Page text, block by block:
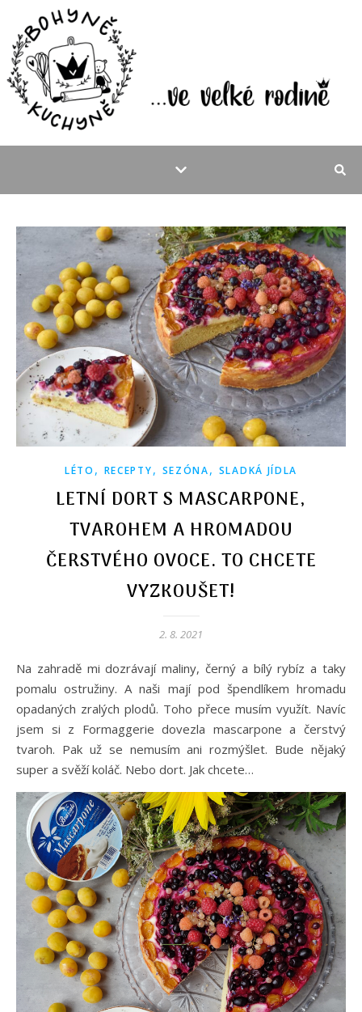
LÉTO , RECEPTY, SEZÓNA, SLADKÁ JÍDLA
LETNÍ DORT S MASCARPONE,
TVAROHEM A HROMADOU
ČERSTVÉHO OVOCE. TO CHCETE
VYZKOUŠET!
2. 8. 2021
Na zahradě mi dozrávají maliny, černý a bílý rybíz a taky
pomalu ostružiny. A naši mají pod špendlíkem hromadu
opadaných zralých plodů. Toho přece musím využít. Navíc
jsem si z Formaggerie dovezla mascarpone a čerstvý
tvaroh. Pak už se nemusím ani rozmýšlet. Bude nějaký
super a svěží koláč. Nebo dort. Jak chcete…